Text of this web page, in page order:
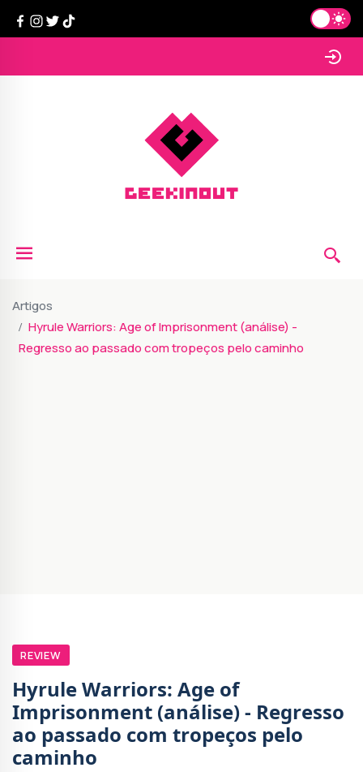
Artigos
Hyrule Warriors: Age of Imprisonment (análise) -
Regresso ao passado com tropeços pelo caminho
REVIEW
Hyrule Warriors: Age of
Imprisonment (análise) - Regresso
ao passado com tropeços pelo
caminho